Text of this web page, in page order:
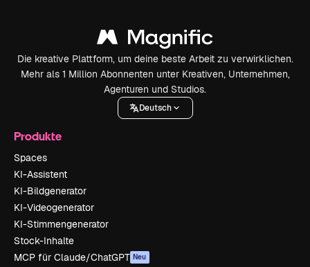
Die kreative Plattform, um deine beste Arbeit zu verwirklichen.
Mehr als 1 Million Abonnenten unter Kreativen, Unternehmen,
Agenturen und Studios.
Deutsch
Produkte
Spaces
KI-Assistent
KI-Bildgenerator
KI-Videogenerator
KI-Stimmengenerator
Stock-Inhalte
MCP für Claude/ChatGPT Neu